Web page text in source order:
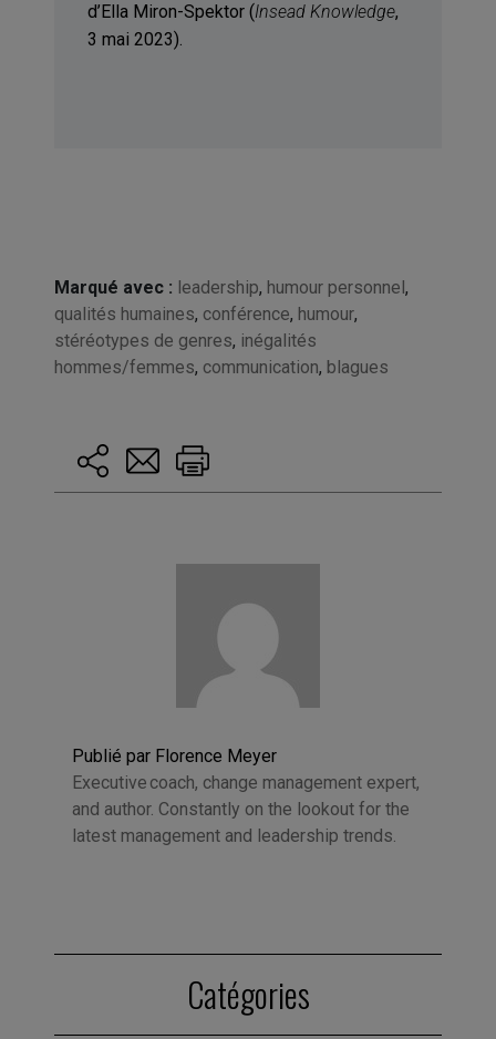
d’Ella Miron-Spektor (Insead Knowledge,
3 mai 2023).
Marqué avec : leadership, humour personnel,
qualités humaines, conférence, humour,
stéréotypes de genres, inégalités
hommes/femmes, communication, blagues
Publié par Florence Meyer
Executive coach, change management expert,
and author. Constantly on the lookout for the
latest management and leadership trends.
Catégories